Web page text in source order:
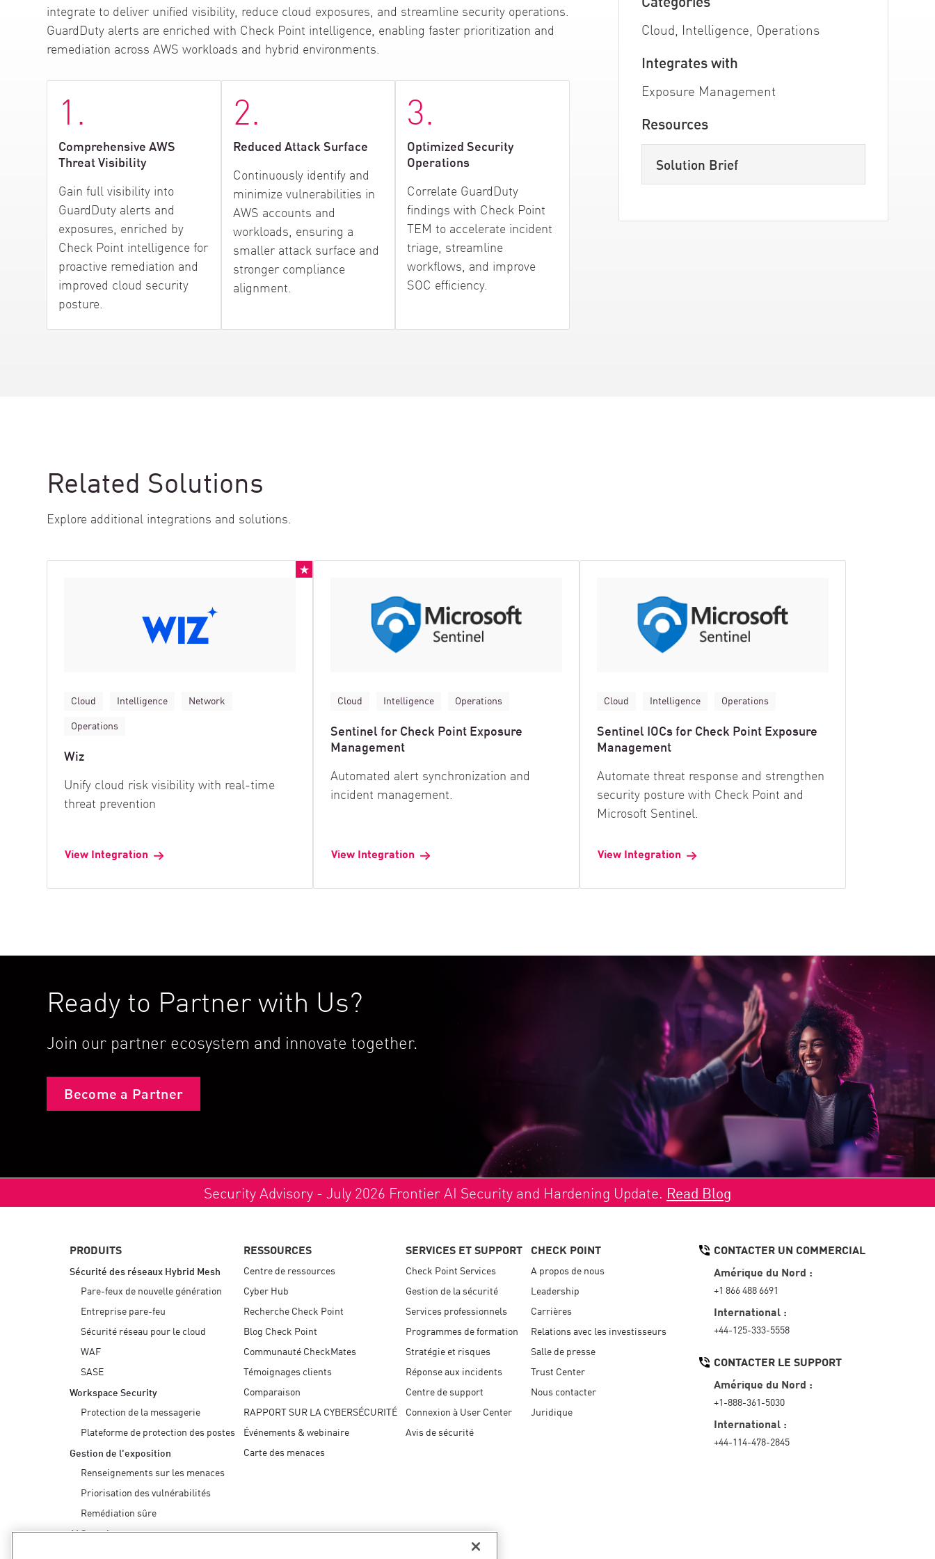
AI Agent Security
integrate to deliver unified visibility, reduce cloud exposures, and streamline security operations.
GuardDuty alerts are enriched with Check Point intelligence, enabling faster prioritization and
remediation across AWS workloads and hybrid environments.
1.
Comprehensive AWS
Threat Visibility
Gain full visibility into
GuardDuty alerts and
exposures, enriched by
Check Point intelligence for
proactive remediation and
improved cloud security
posture.
2.
Reduced Attack Surface
Continuously identify and
minimize vulnerabilities in
AWS accounts and
workloads, ensuring a
smaller attack surface and
stronger compliance
alignment.
3.
Optimized Security
Operations
Correlate GuardDuty
findings with Check Point
TEM to accelerate incident
triage, streamline
workflows, and improve
SOC efficiency.
Cloud, Intelligence, Operations
Integrates with
Exposure Management
Resources
Solution Brief
Related Solutions
Explore additional integrations and solutions.
Cloud Intelligence
Network
Operations
Wiz
Unify cloud risk visibility with real-time
threat prevention
View Integration
Cloud Intelligence Operations
Sentinel for Check Point Exposure
Management
Automated alert synchronization and
incident management.
View Integration
Cloud Intelligence Operations
Sentinel IOCs for Check Point Exposure
Management
Automate threat response and strengthen
security posture with Check Point and
Microsoft Sentinel.
View Integration
Ready to Partner with Us?
Join our partner ecosystem and innovate together.
Become a Partner
Security Advisory - July 2026 Frontier AI Security and Hardening Update. Read Blog
PRODUITS
Sécurité des réseaux Hybrid Mesh
Pare-feux de nouvelle génération
Entreprise pare-feu
Sécurité réseau pour le cloud
WAF
SASE
Workspace Security
Protection de la messagerie
Plateforme de protection des postes
Gestion de l'exposition
Renseignements sur les menaces
Priorisation des vulnérabilités
Remédiation sûre
AI Security
RESSOURCES
Centre de ressources
Cyber Hub
Recherche Check Point
Blog Check Point
Communauté CheckMates
Témoignages clients
Comparaison
RAPPORT SUR LA CYBERSÉCURITÉ
Événements & webinaire
Carte des menaces
SERVICES ET SUPPORT
Check Point Services
Gestion de la sécurité
Services professionnels
Programmes de formation
Stratégie et risques
Réponse aux incidents
Centre de support
Connexion à User Center
Avis de sécurité
CHECK POINT
A propos de nous
Leadership
Carrières
Relations avec les investisseurs
Salle de presse
Trust Center
Nous contacter
Juridique
CONTACTER UN COMMERCIAL
Amérique du Nord :
+1 866 488 6691
International :
+44-125-333-5558
CONTACTER LE SUPPORT
Amérique du Nord :
+1-888-361-5030
International :
+44-114-478-2845